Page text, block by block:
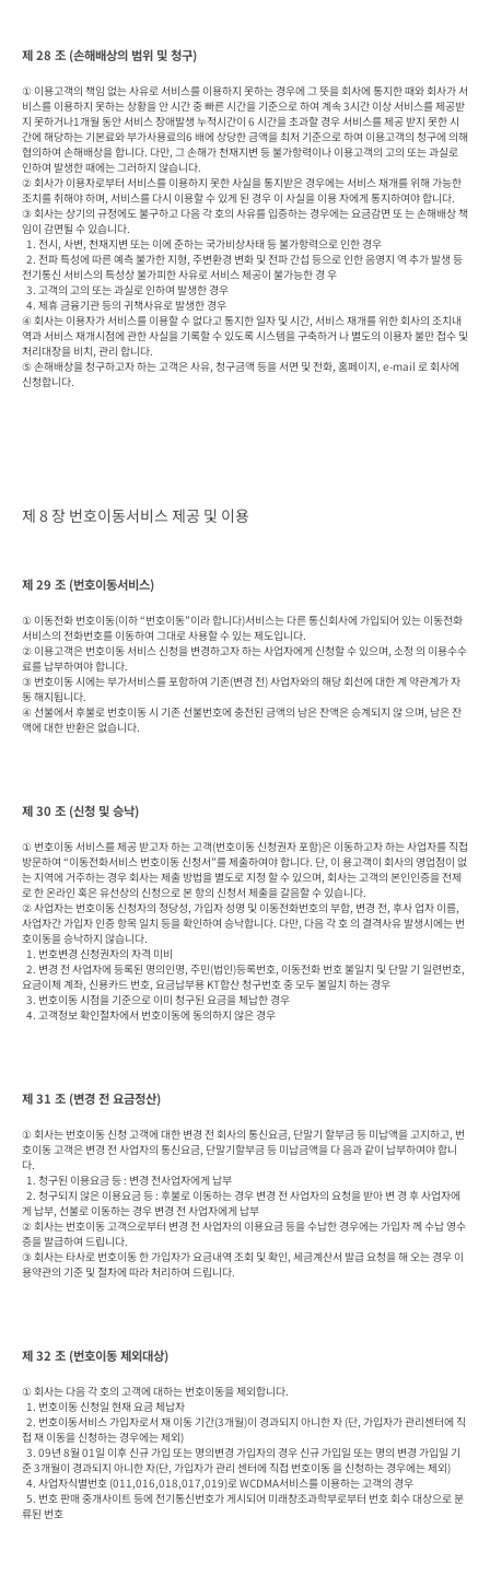
제 28 조 (손해배상의 범위 및 청구)
① 이용고객의 책임 없는 사유로 서비스를 이용하지 못하는 경우에 그 뜻을 회사에 통지한 때와 회사가 서
비스를 이용하지 못하는 상황을 안 시간 중 빠른 시간을 기준으로 하여 계속 3시간 이상 서비스를 제공받
지 못하거나1개월 동안 서비스 장애발생 누적시간이 6 시간을 초과할 경우 서비스를 제공 받지 못한 시
간에 해당하는 기본료와 부가사용료의6 배에 상당한 금액을 최저 기준으로 하여 이용고객의 청구에 의해
협의하여 손해배상을 합니다. 다만, 그 손해가 천재지변 등 불가항력이나 이용고객의 고의 또는 과실로
인하여 발생한 때에는 그러하지 않습니다.
② 회사가 이용자로부터 서비스를 이용하지 못한 사실을 통지받은 경우에는 서비스 재개를 위해 가능한
조치를 취해야 하며, 서비스를 다시 이용할 수 있게 된 경우 이 사실을 이용 자에게 통지하여야 합니다.
③ 회사는 상기의 규정에도 불구하고 다음 각 호의 사유를 입증하는 경우에는 요금감면 또 는 손해배상 책
임이 감면될 수 있습니다.
전기통신 서비스의 특성상 불가피한 사유로 서비스 제공이 불가능한 경 우
④ 회사는 이용자가 서비스를 이용할 수 없다고 통지한 일자 및 시간, 서비스 재개를 위한 회사의 조치내
역과 서비스 재개시점에 관한 사실을 기록할 수 있도록 시스템을 구축하거 나 별도의 이용자 불만 접수 및
처리대장을 비치, 관리 합니다.
⑤ 손해배상을 청구하고자 하는 고객은 사유, 청구금액 등을 서면 및 전화, 홈페이지, e-mail 로 회사에
신청합니다.
제 8 장 번호이동서비스 제공 및 이용
제 29 조 (번호이동서비스)
① 이동전화 번호이동(이하 “번호이동”이라 합니다)서비스는 다른 통신회사에 가입되어 있는 이동전화
서비스의 전화번호를 이동하여 그대로 사용할 수 있는 제도입니다.
② 이용고객은 번호이동 서비스 신청을 변경하고자 하는 사업자에게 신청할 수 있으며, 소정 의 이용수수
료를 납부하여야 합니다.
③ 번호이동 시에는 부가서비스를 포함하여 기존(변경 전) 사업자와의 해당 회선에 대한 계 약관계가 자
동 해지됩니다.
④ 선불에서 후불로 번호이동 시 기존 선불번호에 충전된 금액의 남은 잔액은 승계되지 않 으며, 남은 잔
액에 대한 반환은 없습니다.
제 30 조 (신청 및 승낙)
① 번호이동 서비스를 제공 받고자 하는 고객(번호이동 신청권자 포함)은 이동하고자 하는 사업자를 직접
방문하여 “이동전화서비스 번호이동 신청서”를 제출하여야 합니다. 단, 이 용고객이 회사의 영업점이 없
는 지역에 거주하는 경우 회사는 제출 방법을 별도로 지정 할 수 있으며, 회사는 고객의 본인인증을 전제
로 한 온라인 혹은 유선상의 신청으로 본 항의 신청서 제출을 갈음할 수 있습니다.
② 사업자는 번호이동 신청자의 정당성, 가입자 성명 및 이동전화번호의 부합, 변경 전, 후사 업자 이름,
사업자간 가입자 인증 항목 일치 등을 확인하여 승낙합니다. 다만, 다음 각 호 의 결격사유 발생시에는 번
호이동을 승낙하지 않습니다.
요금이체 계좌, 신용카드 번호, 요금납부용 KT합산 청구번호 중 모두 불일치 하는 경우
  4. 고객정보 확인절차에서 번호이동에 동의하지 않은 경우
제 31 조 (변경 전 요금정산)
① 회사는 번호이동 신청 고객에 대한 변경 전 회사의 통신요금, 단말기 할부금 등 미납액을 고지하고, 번
호이동 고객은 변경 전 사업자의 통신요금, 단말기할부금 등 미납금액을 다 음과 같이 납부하여야 합니
다.
게 납부, 선불로 이동하는 경우 변경 전 사업자에게 납부
② 회사는 번호이동 고객으로부터 변경 전 사업자의 이용요금 등을 수납한 경우에는 가입자 께 수납 영수
증을 발급하여 드립니다.
③ 회사는 타사로 번호이동 한 가입자가 요금내역 조회 및 확인, 세금계산서 발급 요청을 해 오는 경우 이
용약관의 기준 및 절차에 따라 처리하여 드립니다.
제 32 조 (번호이동 제외대상)
① 회사는 다음 각 호의 고객에 대하는 번호이동을 제외합니다.
접 재 이동을 신청하는 경우에는 제외)
준 3개월이 경과되지 아니한 자(단, 가입자가 관리 센터에 직접 번호이동 을 신청하는 경우에는 제외)
류된 번호